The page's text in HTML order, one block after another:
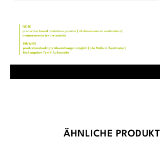
Produktgalerie überspringen
ÄHNLICHE